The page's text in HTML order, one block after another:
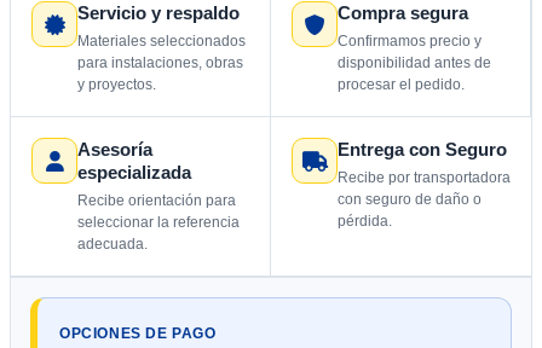
Servicio y respaldo
Materiales seleccionados
para instalaciones, obras
y proyectos.
Compra segura
Confirmamos precio y
disponibilidad antes de
procesar el pedido.
Asesoría
especializada
Recibe orientación para
seleccionar la referencia
adecuada.
Entrega con Seguro
Recibe por transportadora
con seguro de daño o
pérdida.
OPCIONES DE PAGO